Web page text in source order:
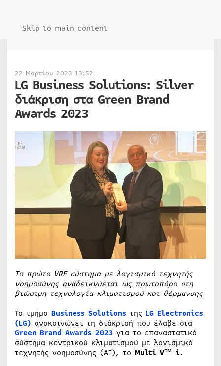
Skip to main content
22 Μαρτίου 2023 13:52
LG Business Solutions: Silver
διάκριση στα Green Brand
Awards 2023
To πρώτο VRFσύστημα με λογισμικό τεχνητής
νοημοσύνης αναδεικνύεται ως πρωτοπόρο στη
βιώσιμη τεχνολογία κλιματισμού και θέρμανσης
Το τμήμα Business Solutions της LG Electronics
(LG) ανακοινώνει τη διάκρισή που έλαβε στα
Green Brand Awards 2023 για το επαναστατικό
σύστημα κεντρικού κλιματισμού με λογισμικό
τεχνητής νοημοσύνης (AI), το Multi V™ i.